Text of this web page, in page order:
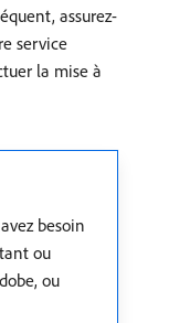
assurez-
service
la mise à
besoin
ou
ou